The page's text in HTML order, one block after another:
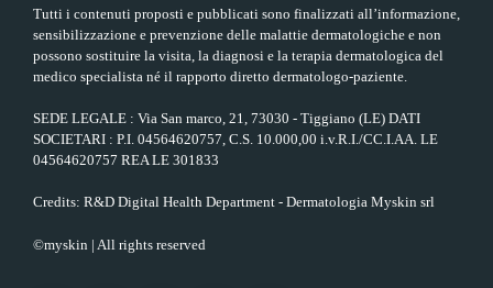
Tutti i contenuti proposti e pubblicati sono finalizzati all’informazione,
sensibilizzazione e prevenzione delle malattie dermatologiche e non
possono sostituire la visita, la diagnosi e la terapia dermatologica del
medico specialista né il rapporto diretto dermatologo-paziente.
SEDE LEGALE : Via San marco, 21, 73030 - Tiggiano (LE) DATI
SOCIETARI : P.I. 04564620757, C.S. 10.000,00 i.v.R.I./CC.I.AA. LE
04564620757 REA LE 301833
Credits: R&D Digital Health Department - Dermatologia Myskin srl
©myskin | All rights reserved